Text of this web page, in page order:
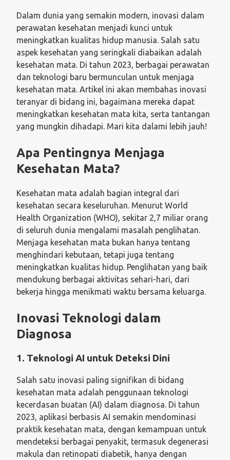
Dalam dunia yang semakin modern, inovasi dalam
perawatan kesehatan menjadi kunci untuk
meningkatkan kualitas hidup manusia. Salah satu
aspek kesehatan yang seringkali diabaikan adalah
kesehatan mata. Di tahun 2023, berbagai perawatan
dan teknologi baru bermunculan untuk menjaga
kesehatan mata. Artikel ini akan membahas inovasi
teranyar di bidang ini, bagaimana mereka dapat
meningkatkan kesehatan mata kita, serta tantangan
yang mungkin dihadapi. Mari kita dalami lebih jauh!
Apa Pentingnya Menjaga
Kesehatan Mata?
Kesehatan mata adalah bagian integral dari
kesehatan secara keseluruhan. Menurut World
Health Organization (WHO), sekitar 2,7 miliar orang
di seluruh dunia mengalami masalah penglihatan.
Menjaga kesehatan mata bukan hanya tentang
menghindari kebutaan, tetapi juga tentang
meningkatkan kualitas hidup. Penglihatan yang baik
mendukung berbagai aktivitas sehari-hari, dari
bekerja hingga menikmati waktu bersama keluarga.
Inovasi Teknologi dalam
Diagnosa
1. Teknologi AI untuk Deteksi Dini
Salah satu inovasi paling signifikan di bidang
kesehatan mata adalah penggunaan teknologi
kecerdasan buatan (AI) dalam diagnosa. Di tahun
2023, aplikasi berbasis AI semakin mendominasi
praktik kesehatan mata, dengan kemampuan untuk
mendeteksi berbagai penyakit, termasuk degenerasi
makula dan retinopati diabetik, hanya dengan